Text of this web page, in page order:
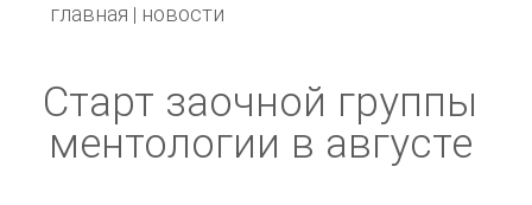
главная | новости
Старт заочной группы
ментологии в августе